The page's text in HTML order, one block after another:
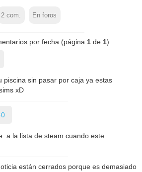
2 com. En foros
por fecha (página 1de 1)
piscina sin pasar por caja ya estas
xD
a la lista de steam cuando este
están cerrados porque es demasiado